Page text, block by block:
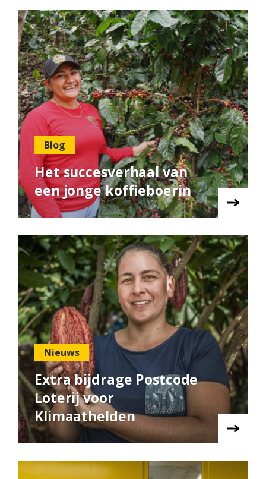
Blog
Het succesverhaal van
een jonge koffieboerin
Nieuws
Extra bijdrage Postcode
Loterij voor
Klimaathelden